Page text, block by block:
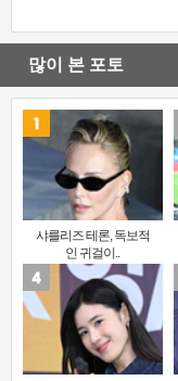
많이 본 포토
샤를리즈 테론, 독보적
인 귀걸이..